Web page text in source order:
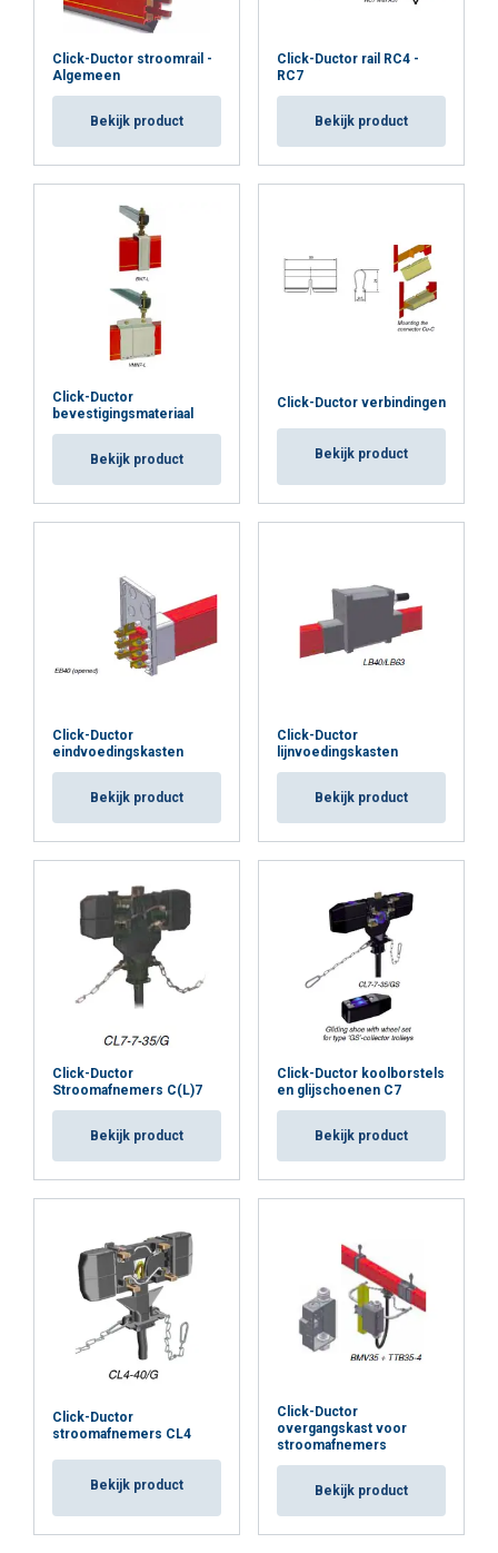
Click-Ductor stroomrail -
Algemeen
Bekijk product
Click-Ductor rail RC4 -
RC7
Bekijk product
Click-Ductor
bevestigingsmateriaal
Bekijk product
Click-Ductor verbindingen
Bekijk product
Click-Ductor
eindvoedingskasten
Bekijk product
Click-Ductor
lijnvoedingskasten
Bekijk product
Click-Ductor
Stroomafnemers C(L)7
Bekijk product
Click-Ductor koolborstels
en glijschoenen C7
Bekijk product
Click-Ductor
stroomafnemers CL4
Bekijk product
Click-Ductor
overgangskast voor
stroomafnemers
Bekijk product